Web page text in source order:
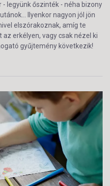
legyünk őszinték - néha bizony
Ilyenkor nagyon jól jön
elszórakoznak, amíg te
erkélyen, vagy csak nézel ki
gyűjtemény következik!